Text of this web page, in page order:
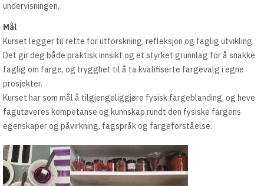
undervisningen.
Mål
Kurset legger til rette for utforskning, refleksjon og faglig utvikling.
Det gir deg både praktisk innsikt og et styrket grunnlag for å snakke
faglig om farge, og trygghet til å ta kvalifiserte fargevalg i egne
prosjekter.
Kurset har som mål å tilgjengeliggjøre fysisk fargeblanding, og heve
fagutøveres kompetanse og kunnskap rundt den fysiske fargens
egenskaper og påvirkning, fagspråk og fargeforståelse.